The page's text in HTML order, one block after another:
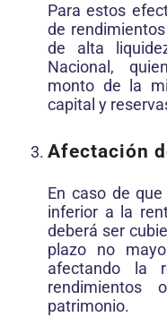
Para estos
de
de alta
Nacional,
monto de la
capital y
Afectación
En caso de
inferior a la
deberá ser
plazo no
afectando la
patrimonio.